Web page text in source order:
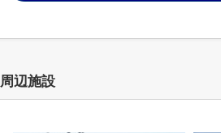
周辺施設